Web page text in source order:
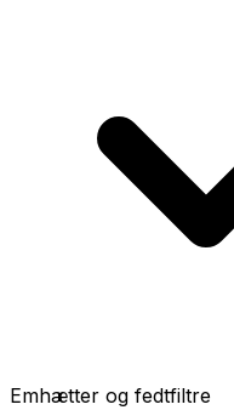
Emhætter og fedtfiltre